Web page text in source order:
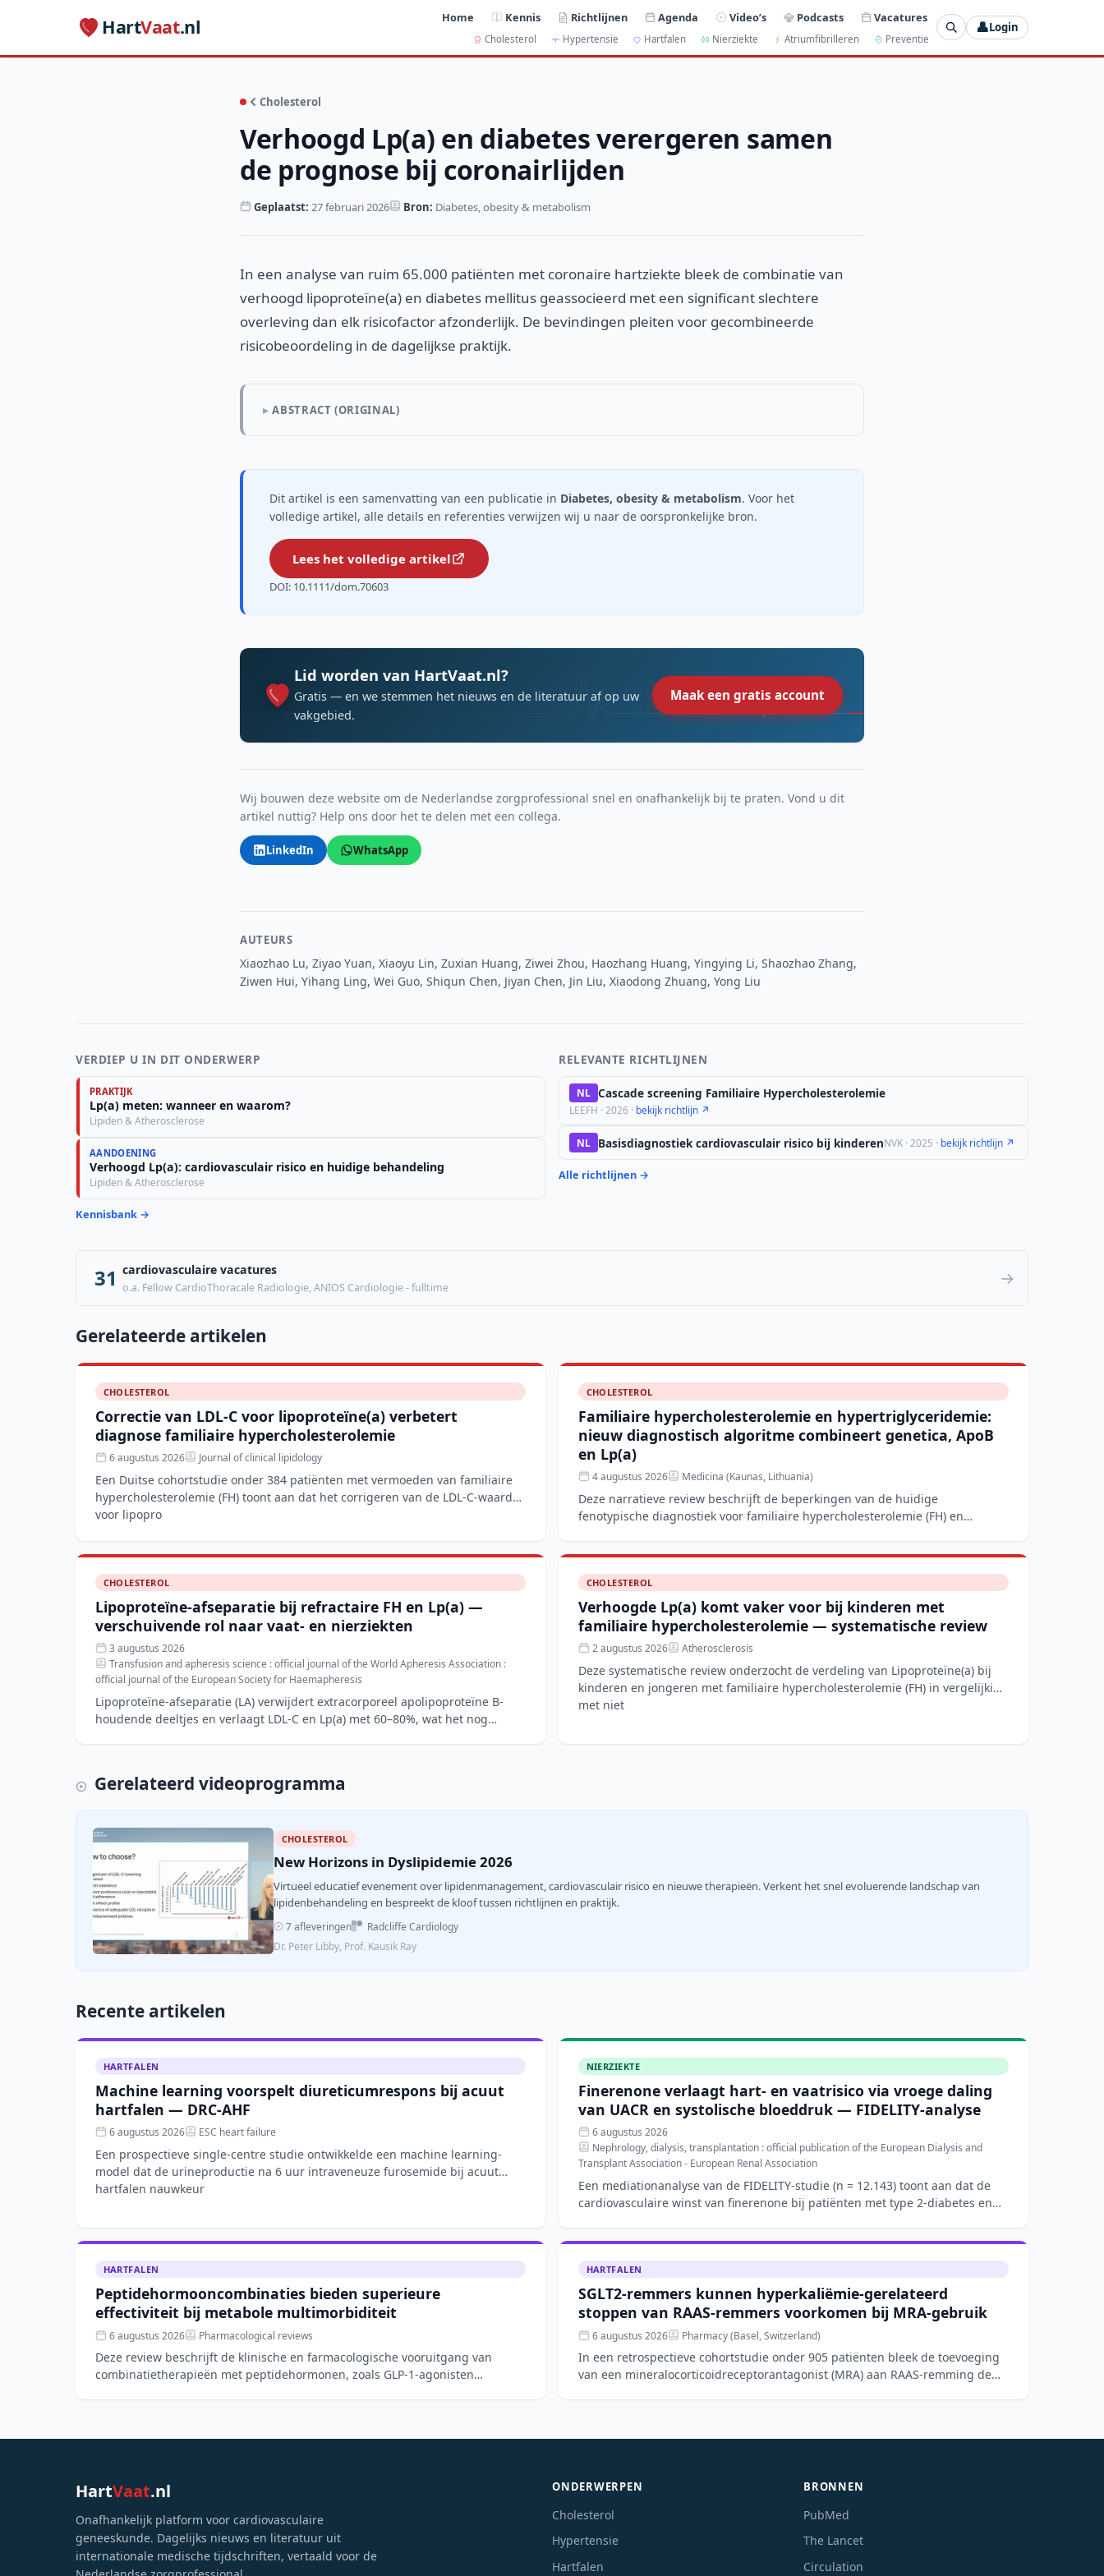
HartVaat.nl Home Kennis Richtlijnen Agenda Video’s Podcasts Vacatures
Cholesterol Hypertensie Hartfalen Nierziekte Atriumfibrilleren Preventie
👤Login
Cholesterol
Verhoogd Lp(a) en diabetes verergeren samen
de prognose bij coronairlijden
Geplaatst: 27 februari 2026 Bron: Diabetes, obesity & metabolism
In een analyse van ruim 65.000 patiënten met coronaire hartziekte bleek de combinatie van
verhoogd lipoproteïne(a) en diabetes mellitus geassocieerd met een significant slechtere
overleving dan elk risicofactor afzonderlijk. De bevindingen pleiten voor gecombineerde
risicobeoordeling in de dagelijkse praktijk.
ABSTRACT (ORIGINAL)
Dit artikel is een samenvatting van een publicatie in Diabetes, obesity & metabolism. Voor het
volledige artikel, alle details en referenties verwijzen wij u naar de oorspronkelijke bron.
Lees het volledige artikel
DOI: 10.1111/dom.70603
Lid worden van HartVaat.nl?
Gratis — en we stemmen het nieuws en de literatuur af op uw
vakgebied.
Maak een gratis account
Wij bouwen deze website om de Nederlandse zorgprofessional snel en onafhankelijk bij te praten. Vond u dit
artikel nuttig? Help ons door het te delen met een collega.
LinkedIn WhatsApp
AUTEURS
Xiaozhao Lu, Ziyao Yuan, Xiaoyu Lin, Zuxian Huang, Ziwei Zhou, Haozhang Huang, Yingying Li, Shaozhao Zhang,
Ziwen Hui, Yihang Ling, Wei Guo, Shiqun Chen, Jiyan Chen, Jin Liu, Xiaodong Zhuang, Yong Liu
VERDIEP U IN DIT ONDERWERP
PRAKTIJK
Lp(a) meten: wanneer en waarom?
Lipiden & Atherosclerose
AANDOENING
Verhoogd Lp(a): cardiovasculair risico en huidige behandeling
Lipiden & Atherosclerose
Kennisbank →
RELEVANTE RICHTLIJNEN
NL Cascade screening Familiaire Hypercholesterolemie
LEEFH · 2026 · bekijk richtlijn ↗
NL Basisdiagnostiek cardiovasculair risico bij kinderenNVK · 2025 · bekijk richtlijn ↗
Alle richtlijnen →
31 cardiovasculaire vacatures
o.a. Fellow CardioThoracale Radiologie, ANIOS Cardiologie - fulltime →
Gerelateerde artikelen
CHOLESTEROL
Correctie van LDL-C voor lipoproteïne(a) verbetert
diagnose familiaire hypercholesterolemie
6 augustus 2026 Journal of clinical lipidology
Een Duitse cohortstudie onder 384 patiënten met vermoeden van familiaire
hypercholesterolemie (FH) toont aan dat het corrigeren van de LDL-C-waarde
voor lipopro
CHOLESTEROL
Familiaire hypercholesterolemie en hypertriglyceridemie:
nieuw diagnostisch algoritme combineert genetica, ApoB
en Lp(a)
4 augustus 2026 Medicina (Kaunas, Lithuania)
Deze narratieve review beschrijft de beperkingen van de huidige
fenotypische diagnostiek voor familiaire hypercholesterolemie (FH) en
CHOLESTEROL
Lipoproteïne-afseparatie bij refractaire FH en Lp(a) —
verschuivende rol naar vaat- en nierziekten
3 augustus 2026
Transfusion and apheresis science : official journal of the World Apheresis Association :
official journal of the European Society for Haemapheresis
Lipoproteïne-afseparatie (LA) verwijdert extracorporeel apolipoproteïne B-
houdende deeltjes en verlaagt LDL-C en Lp(a) met 60–80%, wat het nog
CHOLESTEROL
Verhoogde Lp(a) komt vaker voor bij kinderen met
familiaire hypercholesterolemie — systematische review
2 augustus 2026 Atherosclerosis
Deze systematische review onderzocht de verdeling van Lipoproteïne(a) bij
kinderen en jongeren met familiaire hypercholesterolemie (FH) in vergelijking
met niet
Gerelateerd videoprogramma
CHOLESTEROL
New Horizons in Dyslipidemie 2026
Virtueel educatief evenement over lipidenmanagement, cardiovasculair risico en nieuwe therapieën. Verkent het snel evoluerende landschap van
lipidenbehandeling en bespreekt de kloof tussen richtlijnen en praktijk.
7 afleveringen
Radcliffe Cardiology
Dr. Peter Libby, Prof. Kausik Ray
Recente artikelen
HARTFALEN
Machine learning voorspelt diureticumrespons bij acuut
hartfalen — DRC-AHF
6 augustus 2026 ESC heart failure
Een prospectieve single-centre studie ontwikkelde een machine learning-
model dat de urineproductie na 6 uur intraveneuze furosemide bij acuut
hartfalen nauwkeur
NIERZIEKTE
Finerenone verlaagt hart- en vaatrisico via vroege daling
van UACR en systolische bloeddruk — FIDELITY-analyse
6 augustus 2026
Nephrology, dialysis, transplantation : official publication of the European Dialysis and
Transplant Association - European Renal Association
Een mediationanalyse van de FIDELITY-studie (n = 12.143) toont aan dat de
cardiovasculaire winst van finerenone bij patiënten met type 2-diabetes en
HARTFALEN
Peptidehormooncombinaties bieden superieure
effectiviteit bij metabole multimorbiditeit
6 augustus 2026 Pharmacological reviews
Deze review beschrijft de klinische en farmacologische vooruitgang van
combinatietherapieën met peptidehormonen, zoals GLP-1-agonisten
HARTFALEN
SGLT2-remmers kunnen hyperkaliëmie-gerelateerd
stoppen van RAAS-remmers voorkomen bij MRA-gebruik
6 augustus 2026 Pharmacy (Basel, Switzerland)
In een retrospectieve cohortstudie onder 905 patiënten bleek de toevoeging
van een mineralocorticoidreceptorantagonist (MRA) aan RAAS-remming de
HartVaat.nl
Onafhankelijk platform voor cardiovasculaire
geneeskunde. Dagelijks nieuws en literatuur uit
internationale medische tijdschriften, vertaald voor de
ONDERWERPEN
Cholesterol
Hypertensie
Hartfalen
BRONNEN
PubMed
The Lancet
Circulation